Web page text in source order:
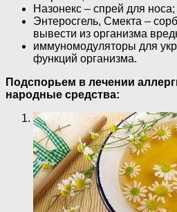
Назонекс – спрей для носа;
Энтеросгель, Смекта –
вывести из организма
иммуномодуляторы для
функций организма.
Подспорьем в лечении
народные средства: